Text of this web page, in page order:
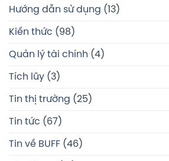
Hướng dẫn sử dụng (13)
Kiến thức (98)
Quản lý tài chính (4)
Tích lũy (3)
Tin thị trường (25)
Tin tức (67)
Tin về BUFF (46)